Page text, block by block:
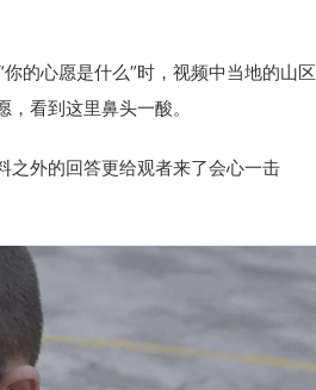
“你的心愿是什么”时，视频中当地的山区
看到这里鼻头一酸。
之外的回答更给观者来了会心一击